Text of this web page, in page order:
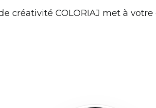
créativité COLORIAJ met à